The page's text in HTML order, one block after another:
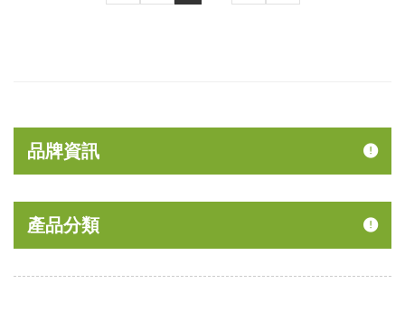
品牌資訊
產品分類